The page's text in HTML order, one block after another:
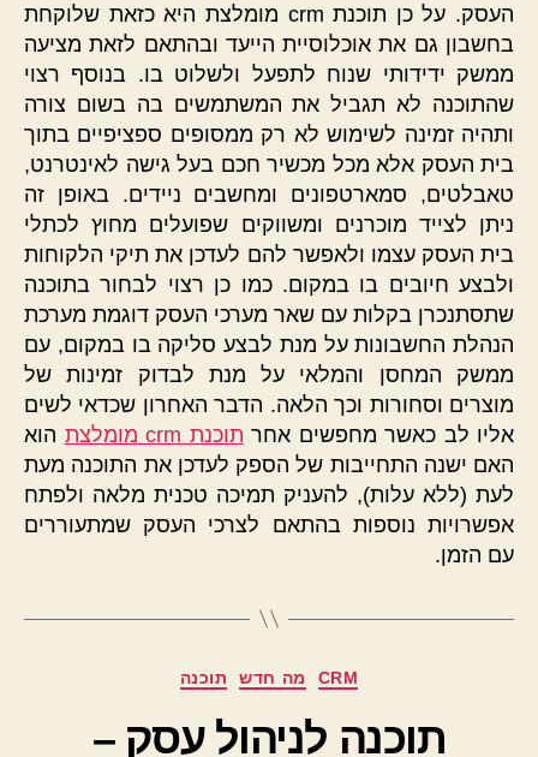
העסק. על כן תוכנת crm מומלצת היא כזאת שלוקחת
בחשבון גם את אוכלוסיית הייעד ובהתאם לזאת מציעה
ממשק ידידותי שנוח לתפעל ולשלוט בו. בנוסף רצוי
שהתוכנה לא תגביל את המשתמשים בה בשום צורה
ותהיה זמינה לשימוש לא רק ממסופים ספציפיים בתוך
בית העסק אלא מכל מכשיר חכם בעל גישה לאינטרנט,
טאבלטים, סמארטפונים ומחשבים ניידים. באופן זה
ניתן לצייד מוכרנים ומשווקים שפועלים מחוץ לכתלי
בית העסק עצמו ולאפשר להם לעדכן את תיקי הלקוחות
ולבצע חיובים בו במקום. כמו כן רצוי לבחור בתוכנה
שתסתנכרן בקלות עם שאר מערכי העסק דוגמת מערכת
הנהלת החשבונות על מנת לבצע סליקה בו במקום, עם
ממשק המחסן והמלאי על מנת לבדוק זמינות של
מוצרים וסחורות וכך הלאה. הדבר האחרון שכדאי לשים
אליו לב כאשר מחפשים אחר תוכנת crm מומלצת
הוא
האם ישנה התחייבות של הספק לעדכן את התוכנה מעת
לעת (ללא עלות), להעניק תמיכה טכנית מלאה ולפתח
אפשרויות נוספות בהתאם לצרכי העסק שמתעוררים
עם הזמן.
קטגוריות CRM מה חדש תוכנה
תוכנה לניהול עסק –